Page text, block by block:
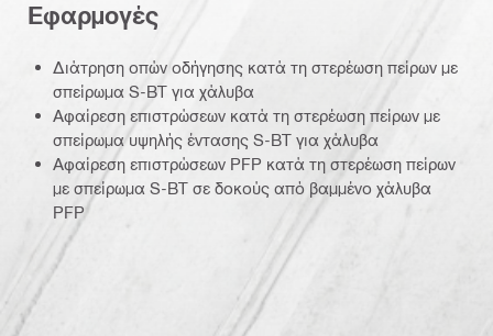
Εφαρμογές
Διάτρηση οπών οδήγησης κατά τη στερέωση πείρων με
σπείρωμα S-BT για χάλυβα
Αφαίρεση επιστρώσεων κατά τη στερέωση πείρων με
σπείρωμα υψηλής έντασης S-BT για χάλυβα
Αφαίρεση επιστρώσεων PFP κατά τη στερέωση πείρων
με σπείρωμα S-BT σε δοκούς από βαμμένο χάλυβα
PFP